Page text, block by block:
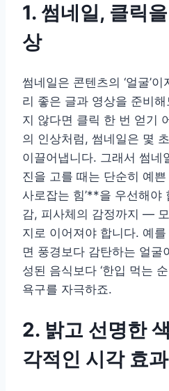
1. 썸네일, 클릭
상
썸네일은 콘텐츠의 ‘얼굴’
리 좋은 글과 영상을 준비
지 않다면 클릭 한 번 얻기
의 인상처럼, 썸네일은 몇
이끌어냅니다. 그래서 썸네
진을 고를 때는 단순히 예
사로잡는 힘’**을 우선해야
감, 피사체의 감정까지 —
지로 이어져야 합니다. 예
면 풍경보다 감탄하는 얼굴
성된 음식보다 ‘한입 먹는
욕구를 자극하죠.
2. 밝고 선명한
각적인 시각 효과